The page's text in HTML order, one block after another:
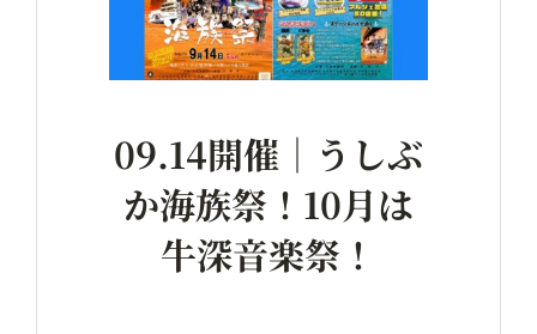
09.14開催｜うしぶ
か海族祭！10月は
牛深音楽祭！